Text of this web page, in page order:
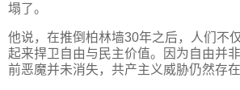
塌了。
他说，在推倒柏林墙30年之后，人们不
起来捍卫自由与民主价值。因为自由并
前恶魔并未消失，共产主义威胁仍然存在